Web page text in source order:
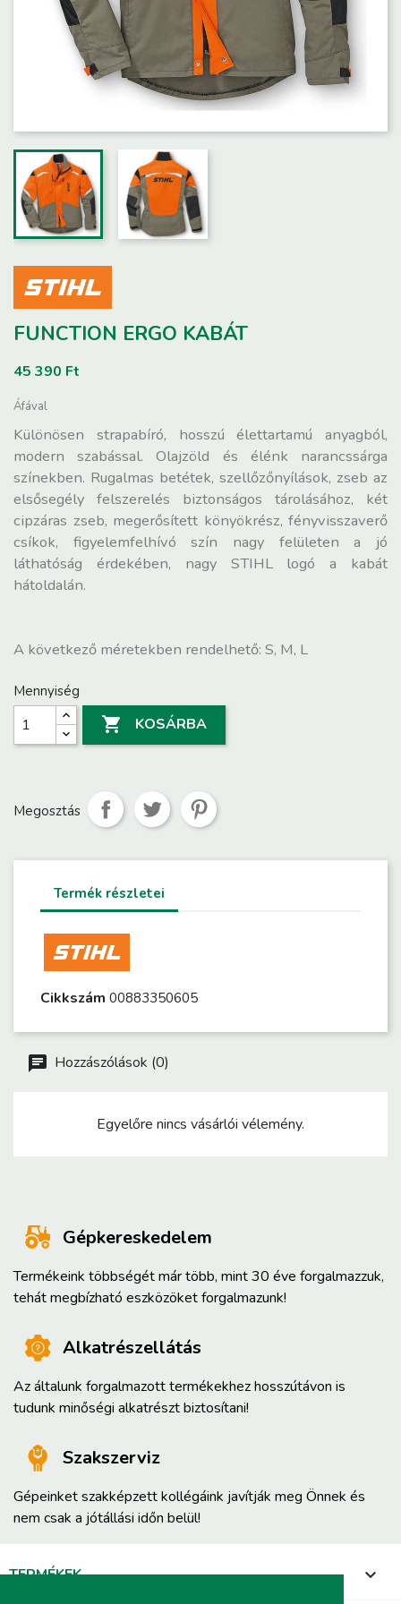
FUNCTION ERGO KABÁT
45 390 Ft
Áfával
Különösen strapabíró, hosszú élettartamú anyagból,
modern szabással. Olajzöld és élénk narancssárga
színekben. Rugalmas betétek, szellőzőnyílások, zseb az
elsősegély felszerelés biztonságos tárolásához, két
cipzáras zseb, megerősített könyökrész, fényvisszaverő
csíkok, figyelemfelhívó szín nagy felületen a jó
láthatóság érdekében, nagy STIHL logó a kabát
hátoldalán.
A következő méretekben rendelhető: S, M, L
Mennyiség
 KOSÁRBA
Megosztás
Termék részletei
Cikkszám 00883350605
Hozzászólások (0)
Egyelőre nincs vásárlói vélemény.
Gépkereskedelem
Termékeink többségét már több, mint 30 éve forgalmazzuk,
tehát megbízható eszközöket forgalmazunk!
Alkatrészellátás
Az általunk forgalmazott termékekhez hosszútávon is
tudunk minőségi alkatrészt biztosítani!
Szakszerviz
Gépeinket szakképzett kollégáink javítják meg Önnek és
nem csak a jótállási időn belül!
TERMÉKEK 